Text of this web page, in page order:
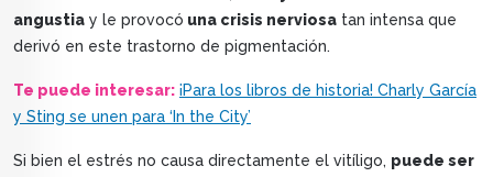
angustia y le provocó una crisis nerviosa tan intensa que
derivó en este trastorno de pigmentación.
Te puede interesar: ¡Para los libros de historia! Charly García
y Sting se unen para ‘In the City’
Si bien el estrés no causa directamente el vitíligo, puede ser